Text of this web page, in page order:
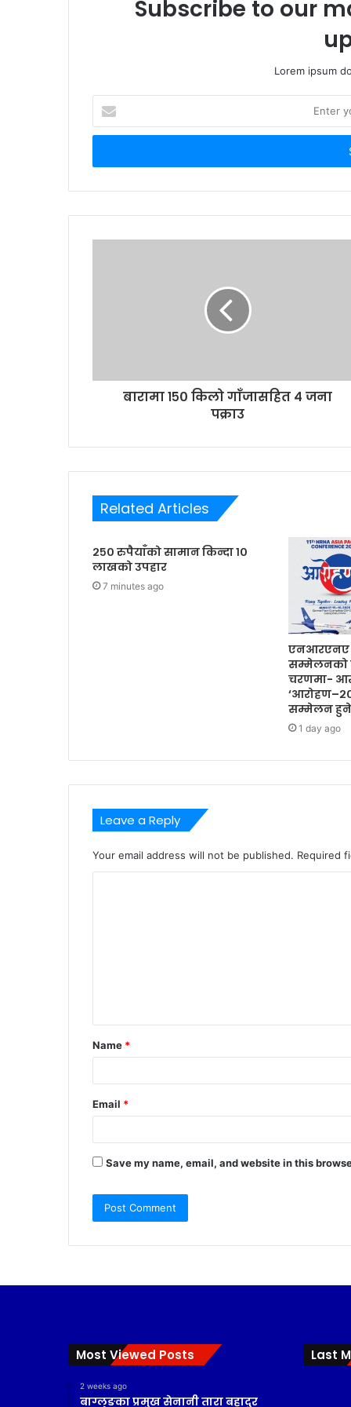
Subscribe to our
Lorem ipsum
t
r
u
r
बारामा १५० किलो गाँजासहित ४ जना
पक्राउ
Related Articles
२५० रुपैयाँको सामान किन्दा १०
लाखको उपहार
7 minutes ago
एनआरएनए
सम्मेलनको
चरणमा-
सम्मेलन हुने
1 day ago
Leave a Reply
Your email address will not be published. Required
t
*
Name *
Email *
Save my name, email, and website in this
Most Viewed Posts
2 weeks ago
बाग्लुङका प्रमुख सेनानी तारा बहादुर
Last